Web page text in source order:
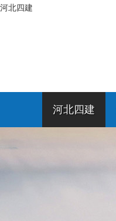
河北四建
河北四建